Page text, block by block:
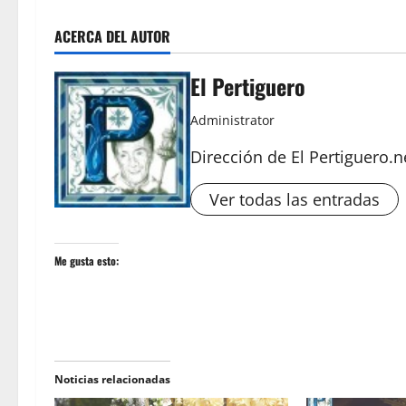
ACERCA DEL AUTOR
El Pertiguero
Administrator
Dirección de El
Ver todas las entradas
Me gusta esto:
Noticias relacionadas